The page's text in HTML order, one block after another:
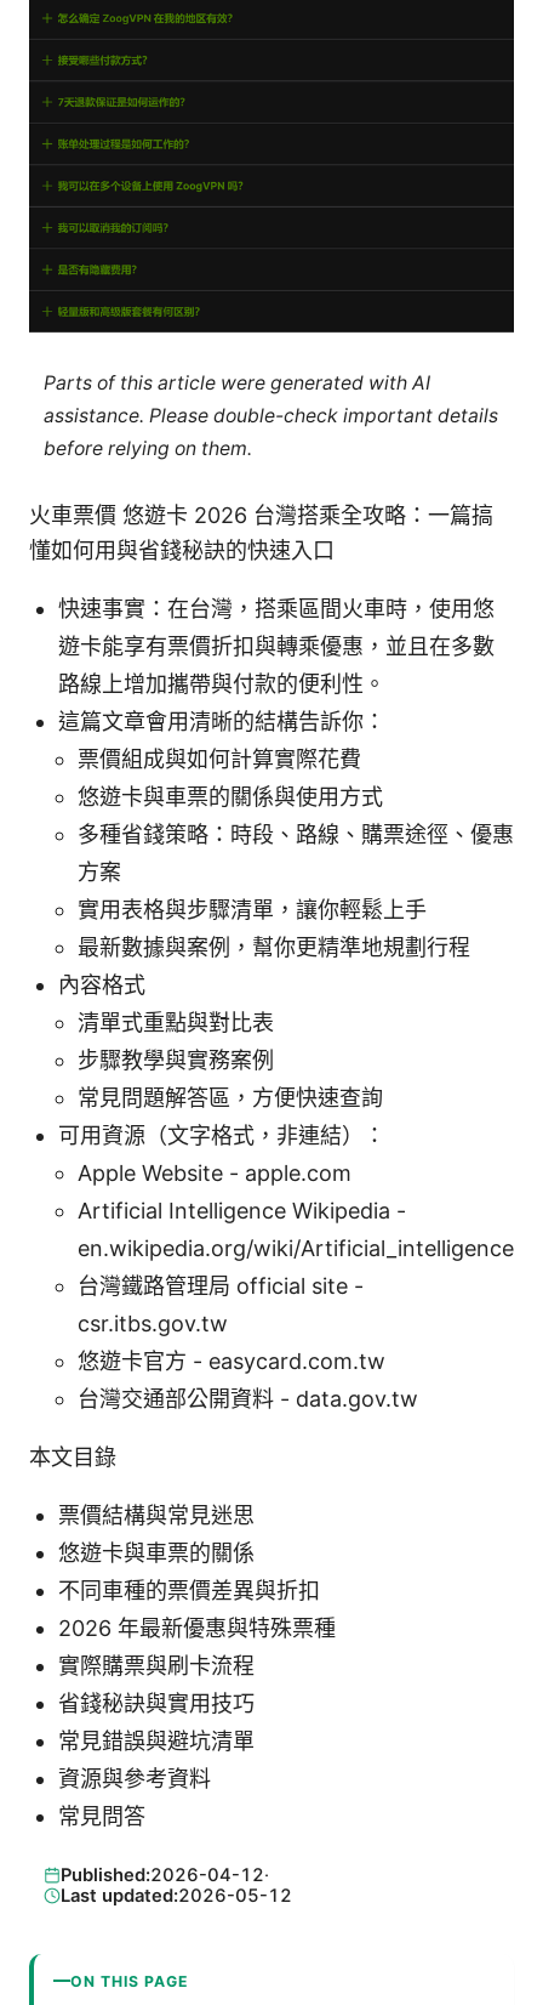
Parts of this article were generated with AI
assistance. Please double-check important details
before relying on them.
火車票價 悠遊卡 2026 台灣搭乘全攻略：一篇搞
懂如何用與省錢秘訣的快速入口
快速事實：在台灣，搭乘區間火車時，使用悠
遊卡能享有票價折扣與轉乘優惠，並且在多數
路線上增加攜帶與付款的便利性。
這篇文章會用清晰的結構告訴你：
票價組成與如何計算實際花費
悠遊卡與車票的關係與使用方式
多種省錢策略：時段、路線、購票途徑、優惠
方案
實用表格與步驟清單，讓你輕鬆上手
最新數據與案例，幫你更精準地規劃行程
內容格式
清單式重點與對比表
步驟教學與實務案例
常見問題解答區，方便快速查詢
可用資源（文字格式，非連結）：
Apple Website - apple.com
Artificial Intelligence Wikipedia -
en.wikipedia.org/wiki/Artificial_intelligence
台灣鐵路管理局 official site -
csr.itbs.gov.tw
悠遊卡官方 - easycard.com.tw
台灣交通部公開資料 - data.gov.tw
本文目錄
票價結構與常見迷思
悠遊卡與車票的關係
不同車種的票價差異與折扣
2026 年最新優惠與特殊票種
實際購票與刷卡流程
省錢秘訣與實用技巧
常見錯誤與避坑清單
資源與參考資料
常見問答
Published:2026-04-12·
Last updated:2026-05-12
ON THIS PAGE